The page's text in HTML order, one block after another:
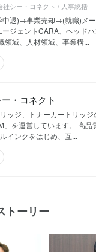
社シー・コネクト / 人事統括
中退)→事業売却→(就職)メ
ージェントCARA、ヘッド
域、人材領域、事業構...
・コネクト
ッジ、トナーカートリッ
」を運営しています。 高品
インクをはじめ、互...
トーリー